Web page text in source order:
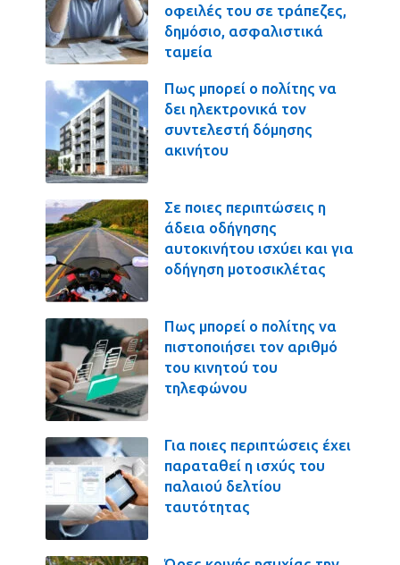
οφειλές του σε τράπεζες,
δημόσιο, ασφαλιστικά
ταμεία
Πως μπορεί ο πολίτης να
δει ηλεκτρονικά τον
συντελεστή δόμησης
ακινήτου
Σε ποιες περιπτώσεις η
άδεια οδήγησης
αυτοκινήτου ισχύει και για
οδήγηση μοτοσικλέτας
Πως μπορεί ο πολίτης να
πιστοποιήσει τον αριθμό
του κινητού του
τηλεφώνου
Για ποιες περιπτώσεις έχει
παραταθεί η ισχύς του
παλαιού δελτίου
ταυτότητας